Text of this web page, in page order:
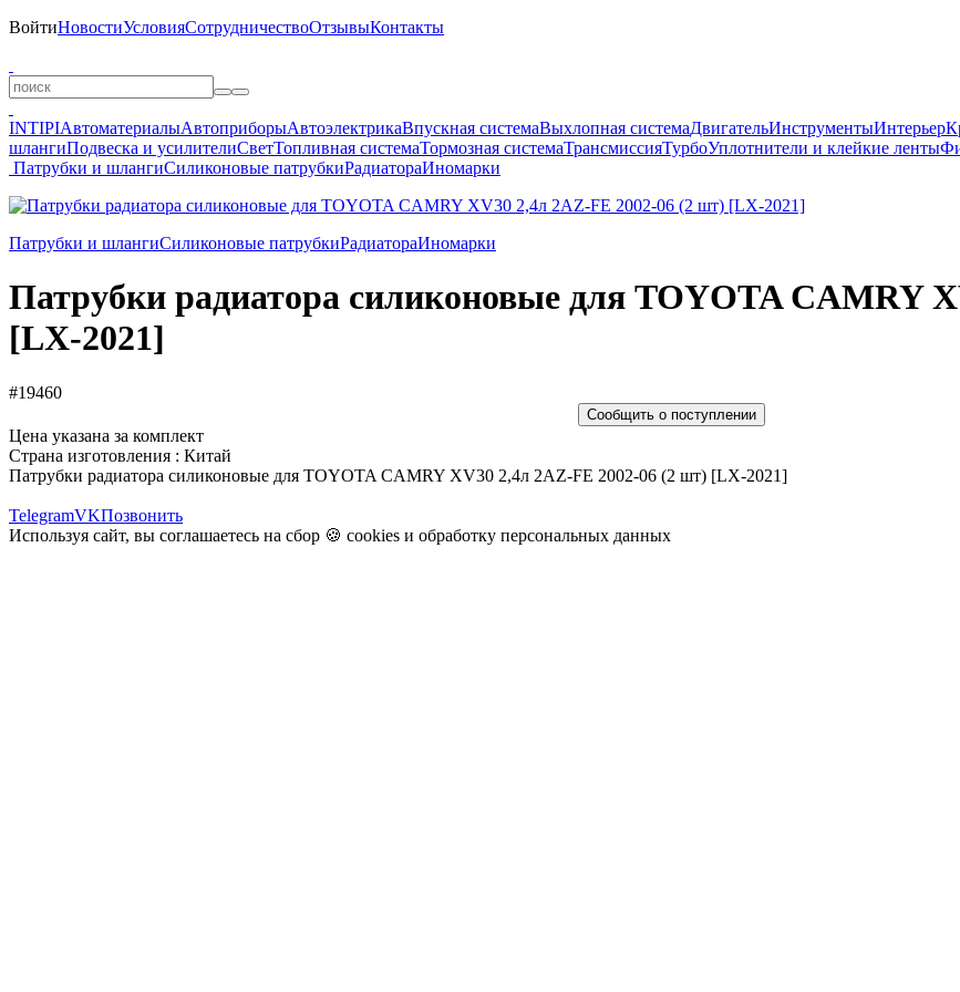
ВойтиНовостиУсловияСотрудничествоОтзывыКонтакты
INTIPIАвтоматериалыАвтоприборыАвтоэлектрикаВпускная системаВыхлопная системаДвигательИнструментыИнтерьер
шлангиПодвеска и усилителиСветТопливная системаТормозная системаТрансмиссияТурбоУплотнители и клейкие ленты
Патрубки и шлангиСиликоновые патрубкиРадиатораИномарки
Патрубки и шлангиСиликоновые патрубкиРадиатораИномарки
Патрубки радиатора силиконовые для TOYOTA CAMRY
[LX-2021]
#19460
Сообщить о поступлении
Цена указана за комплект
Страна изготовления : Китай
Патрубки радиатора силиконовые для TOYOTA CAMRY XV30 2,4л 2AZ-FE 2002-06 (2 шт) [LX-2021]
TelegramVKПозвонить
Используя сайт, вы соглашаетесь на сбор 🍪 cookies и обработку персональных данных